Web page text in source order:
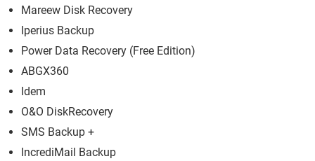
Mareew Disk Recovery
Iperius Backup
Power Data Recovery (Free Edition)
ABGX360
Idem
O&O DiskRecovery
SMS Backup +
IncrediMail Backup